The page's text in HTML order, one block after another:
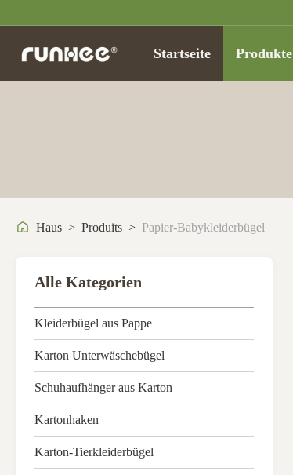
Startseite Produkte
Haus > Produits > Papier-Babykleiderbügel
Alle Kategorien
Kleiderbügel aus Pappe
Karton Unterwäschebügel
Schuhaufhänger aus Karton
Kartonhaken
Karton-Tierkleiderbügel